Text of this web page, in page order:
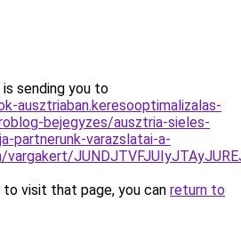
sending you to
ausztriaban.keresooptimalizalas-
bejegyzes/ausztria-sieles-
partnerunk-varazslatai-a-
visit that page, you can return to